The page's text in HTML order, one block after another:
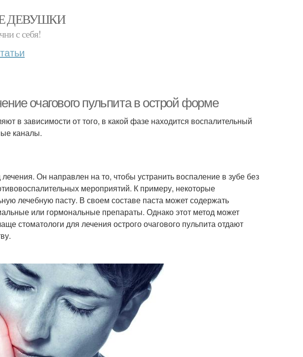
ДЕВУШКИ
с себя!
очагового пульпита в острой форме
в зависимости от того, в какой фазе находится воспалительный
каналы.
Он направлен на то, чтобы устранить воспаление в зубе без
мероприятий. К примеру, некоторые
лечебную пасту. В своем составе паста может содержать
или гормональные препараты. Однако этот метод может
стоматологи для лечения острого очагового пульпита отдают